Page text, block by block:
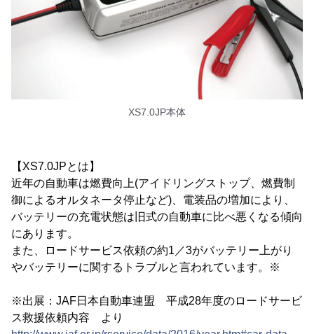
XS7.0JP本体
【XS7.0JPとは】
近年の自動車は燃費向上(アイドリングストップ、燃費制
御によるオルタネータ停止など)、電装品の増加により、
バッテリーの充電状態は旧式の自動車に比べ悪くなる傾向
にあります。
また、ロードサービス依頼の約1／3がバッテリー上がり
やバッテリーに関するトラブルと言われています。※
※出展：JAF日本自動車連盟 平成28年度のロードサービ
ス救援依頼内容 より